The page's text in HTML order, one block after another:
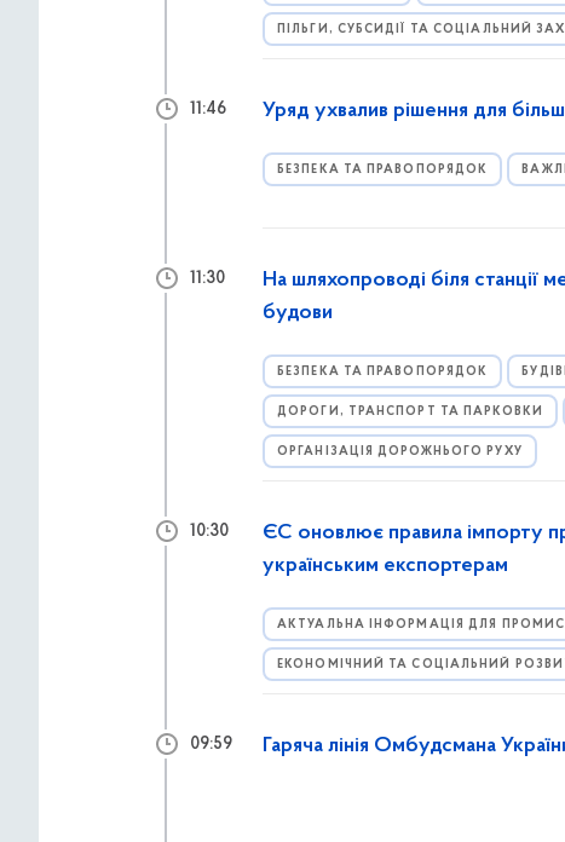
ПІЛЬГИ, СУБСИДІЇ ТА СОЦІАЛЬНИЙ
Уряд ухвалив рішення для
БЕЗПЕКА ТА ПРАВОПОРЯДОК
11:46
На шляхопроводі біля станції
будови
БЕЗПЕКА ТА ПРАВОПОРЯДОК
ДОРОГИ, ТРАНСПОРТ ТА ПАРКОВКИ
ОРГАНІЗАЦІЯ ДОРОЖНЬОГО РУХУ
11:30
ЄС оновлює правила імпорту
українським експортерам
АКТУАЛЬНА ІНФОРМАЦІЯ ДЛЯ
ЕКОНОМІЧНИЙ ТА СОЦІАЛЬНИЙ
10:30
Гаряча лінія Омбудсмана
09:59